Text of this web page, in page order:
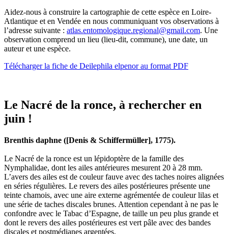
Aidez-nous à construire la cartographie de cette espèce en Loire-
Atlantique et en Vendée en nous communiquant vos observations à
l’adresse suivante : atlas.entomologique.regional@gmail.com. Une
observation comprend un lieu (lieu-dit, commune), une date, un
auteur et une espèce.
Télécharger la fiche de Deilephila elpenor au format PDF
Le Nacré de la ronce, à rechercher en
juin !
Brenthis daphne ([Denis & Schiffermüller], 1775).
Le Nacré de la ronce est un lépidoptère de la famille des
Nymphalidae, dont les ailes antérieures mesurent 20 à 28 mm.
L’avers des ailes est de couleur fauve avec des taches noires alignées
en séries régulières. Le revers des ailes postérieures présente une
teinte chamois, avec une aire externe agrémentée de couleur lilas et
une série de taches discales brunes. Attention cependant à ne pas le
confondre avec le Tabac d’Espagne, de taille un peu plus grande et
dont le revers des ailes postérieures est vert pâle avec des bandes
discales et postmédianes argentées.